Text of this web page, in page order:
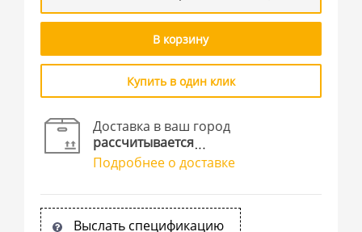
В корзину
Купить в один клик
Доставка в ваш город
рассчитывается
Подробнее о доставке
Выслать спецификацию